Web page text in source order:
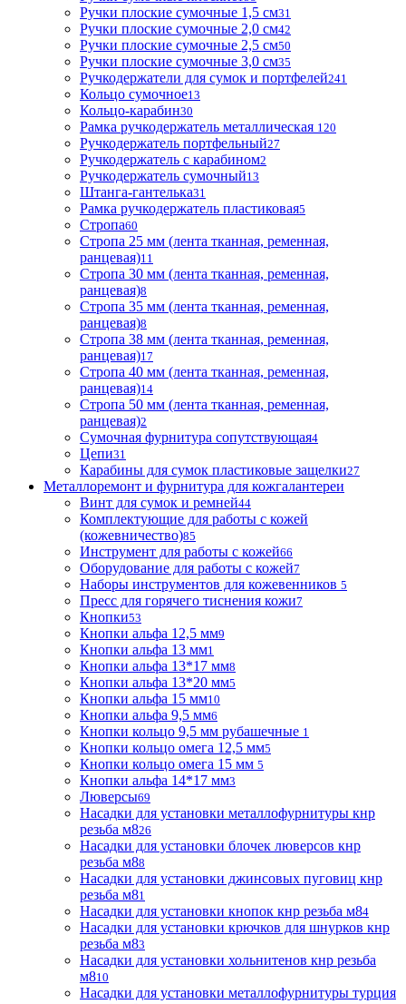
Ручки плоские сумочные 1,5 см31
Ручки плоские сумочные 2,0 см42
Ручки плоские сумочные 2,5 см50
Ручки плоские сумочные 3,0 см35
Ручкодержатели для сумок и портфелей241
Кольцо сумочное13
Кольцо-карабин30
Рамка ручкодержатель металлическая 120
Ручкодержатель портфельный27
Ручкодержатель с карабином2
Ручкодержатель сумочный13
Штанга-гантелька31
Рамка ручкодержатель пластиковая5
Стропа60
Стропа 25 мм (лента тканная, ременная,
ранцевая)11
Стропа 30 мм (лента тканная, ременная,
ранцевая)8
Стропа 35 мм (лента тканная, ременная,
ранцевая)8
Стропа 38 мм (лента тканная, ременная,
ранцевая)17
Стропа 40 мм (лента тканная, ременная,
ранцевая)14
Стропа 50 мм (лента тканная, ременная,
ранцевая)2
Сумочная фурнитура сопутствующая4
Цепи31
Карабины для сумок пластиковые защелки27
Металлоремонт и фурнитура для кожгалантереи
Винт для сумок и ремней44
Комплектующие для работы с кожей
(кожевничество)85
Инструмент для работы с кожей66
Оборудование для работы с кожей7
Наборы инструментов для кожевенников 5
Пресс для горячего тиснения кожи7
Кнопки53
Кнопки альфа 12,5 мм9
Кнопки альфа 13 мм1
Кнопки альфа 13*17 мм8
Кнопки альфа 13*20 мм5
Кнопки альфа 15 мм10
Кнопки альфа 9,5 мм6
Кнопки кольцо 9,5 мм рубашечные 1
Кнопки кольцо омега 12,5 мм5
Кнопки кольцо омега 15 мм 5
Кнопки альфа 14*17 мм3
Люверсы69
Насадки для установки металлофурнитуры кнр
резьба м826
Насадки для установки блочек люверсов кнр
резьба м88
Насадки для установки джинсовых пуговиц кнр
резьба м81
Насадки для установки кнопок кнр резьба м84
Насадки для установки крючков для шнурков кнр
резьба м83
Насадки для установки хольнитенов кнр резьба
м810
Насадки для установки металлофурнитуры турция